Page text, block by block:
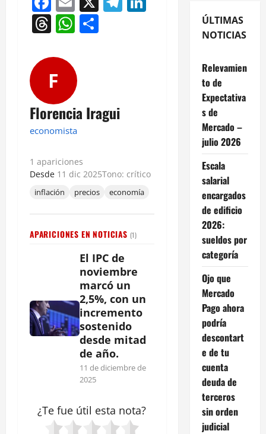
Threads
WhatsApp
F
Florencia Iragui
economista
1 apariciones
Desde 11 dic 2025Tono: crítico
inflación precios economía
APARICIONES EN NOTICIAS (1)
El IPC de
noviembre
marcó un
2,5%, con un
incremento
sostenido
desde mitad
de año.
11 de diciembre de
2025
¿Te fue útil esta nota?
ÚLTIMAS
NOTICIAS
Relevamien
to de
Expectativa
s de
Mercado –
julio 2026
Escala
salarial
encargados
de edificio
2026:
sueldos por
categoría
Ojo que
Mercado
Pago ahora
podría
descontart
e de tu
cuenta
deuda de
terceros
sin orden
judicial